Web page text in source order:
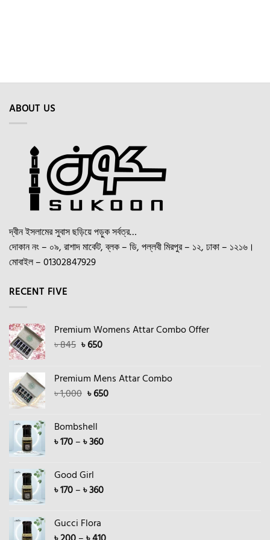
ABOUT US
দ্বীন ইসলামের সুবাস ছড়িয়ে পড়ুক সর্বত্র…
দোকান নং – ০৯, রাশাদ মার্কেট, ব্লক – ডি, পল্লবী মিরপুর – ১২, ঢাকা – ১২১৬।
মোবাইল – 01302847929
RECENT FIVE
Premium Womens Attar Combo Offer
৳845 Original
৳ 845.
৳650Current
৳ 650.
Premium Mens Attar Combo
৳1,000 Original
৳ 1,000.
৳650Current
Bombshell
৳170–৳360Price
৳ 360
Good Girl
৳170–৳360Price
Gucci Flora